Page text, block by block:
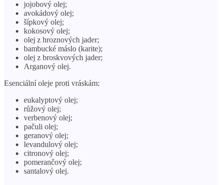
jojobový olej;
avokádový olej;
šípkový olej;
kokosový olej;
olej z hroznových jader;
bambucké máslo (karite);
olej z broskvových jader;
Arganový olej.
Esenciální oleje proti vráskám:
eukalyptový olej;
růžový olej;
verbenový olej;
pačuli olej;
geranový olej;
levandulový olej;
citronový olej;
pomerančový olej;
santalový olej.